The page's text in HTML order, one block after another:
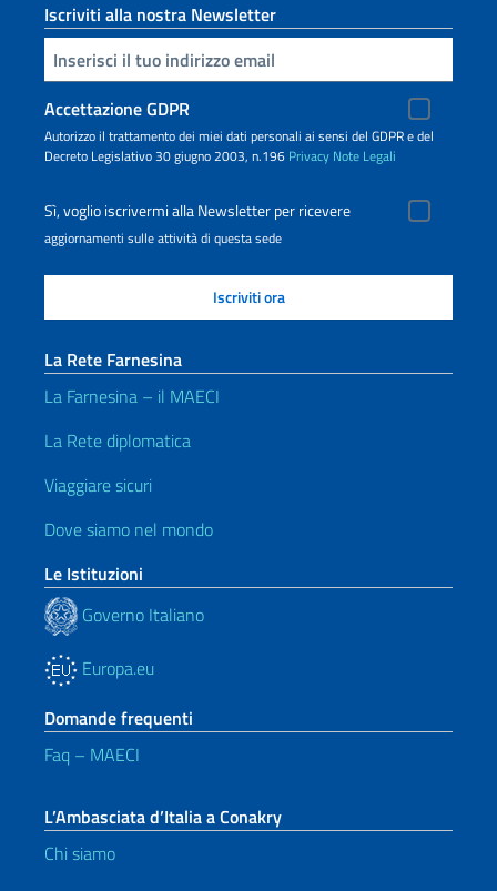
Iscriviti alla nostra Newsletter
Inserisci la tua email
Accettazione GDPR
Autorizzo il trattamento dei miei dati personali ai sensi del GDPR e del
Decreto Legislativo 30 giugno 2003, n.196 Privacy Note Legali
Sì, voglio iscrivermi alla Newsletter per ricevere
aggiornamenti sulle attività di questa sede
La Rete Farnesina
La Farnesina – il MAECI
La Rete diplomatica
Viaggiare sicuri
Dove siamo nel mondo
Le Istituzioni
Governo Italiano
Europa.eu
Domande frequenti
Faq – MAECI
L’Ambasciata d’Italia a Conakry
Chi siamo